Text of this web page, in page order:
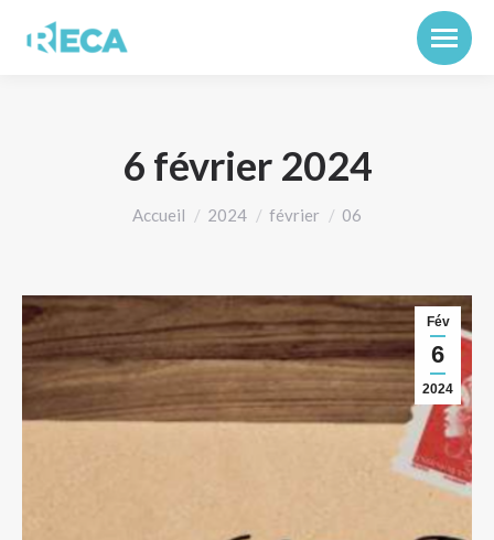
6 février 2024
Vous êtes ici :
Accueil 2024 février 06
Fév
6
2024